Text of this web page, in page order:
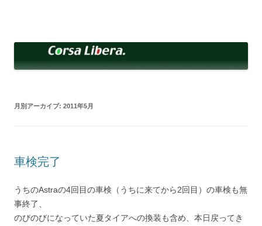
へ
ッ
月別アーカイブ: 2011年5月
車検完了
うちのAstraの4回目の車検（うちに来てから2回目）の車検も無
事終了、
のびのびになっていた夏タイアへの換装も含め、本日戻ってき